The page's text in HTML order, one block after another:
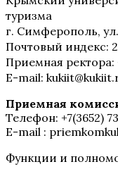
туризма
г. Симферополь,
Почтовый индекс:
Приемная ректора:
E-mail:
Приемная
Телефон: +7(3652)
E-mail :
Функции и